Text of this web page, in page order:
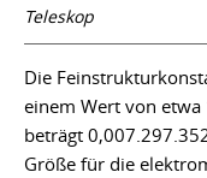
Teleskop
Die
einem Wert von
beträgt
Größe für die